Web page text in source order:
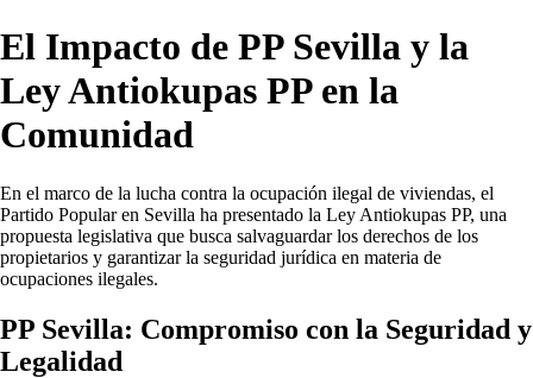
El Impacto de PP Sevilla y la
Ley Antiokupas PP en la
Comunidad
En el marco de la lucha contra la ocupación ilegal de viviendas, el
Partido Popular en Sevilla ha presentado la Ley Antiokupas PP, una
propuesta legislativa que busca salvaguardar los derechos de los
propietarios y garantizar la seguridad jurídica en materia de
ocupaciones ilegales.
PP Sevilla: Compromiso con la Seguridad y
Legalidad